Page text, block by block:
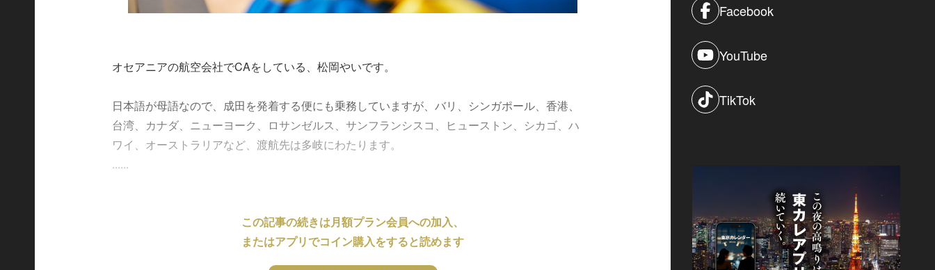
オセアニアの航空会社でCAをしている、松岡やいです。
日本語が母語なので、成田を発着する便にも乗務していますが、バリ、シンガポール、香港、
台湾、カナダ、ニューヨーク、ロサンゼルス、サンフランシスコ、ヒューストン、シカゴ、ハ
ワイ、オーストラリアなど、渡航先は多岐にわたります。
......
この記事の続きは月額プラン会員への加入、
またはアプリでコイン購入をすると読めます
Facebook
YouTube
TikTok